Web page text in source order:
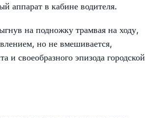
аппарат в кабине водителя.
на подножку трамвая на ходу,
но не вмешивается,
и своеобразного эпизода городской